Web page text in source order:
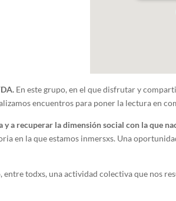
En este grupo, en el que disfrutar y
encuentros para poner la lectura en
a recuperar la dimensión social con la que
en la que estamos inmersxs. Una
entre todxs, una actividad colectiva que nos